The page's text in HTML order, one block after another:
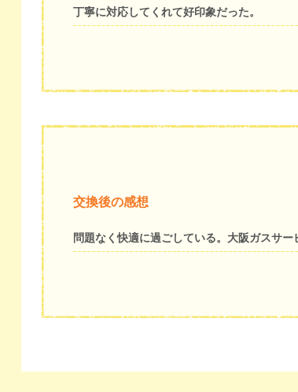
丁寧に対応してくれて好印象だった。
交換後の感想
問題なく快適に過ごしている。大阪ガスサ